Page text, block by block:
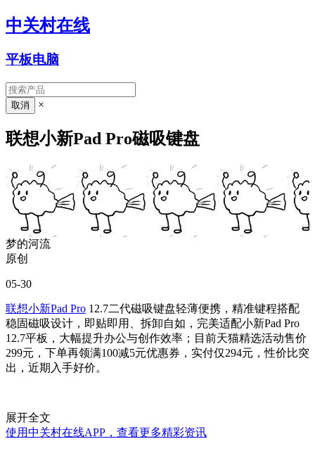
中关村在线
平板电脑
×
联想小新Pad Pro磁吸键盘
梦的河流
原创
05-30
联想小新Pad Pro 12.7二代磁吸键盘轻薄便携，精准键程搭配
稳固磁吸设计，即贴即用、拆卸自如，完美适配小新Pad Pro
12.7平板，大幅提升办公与创作效率；目前天猫精选活动售价
299元，下单再领满100减5元优惠券，实付仅294元，性价比突
出，近期入手好价。
展开全文
使用中关村在线APP，查看更多精彩资讯